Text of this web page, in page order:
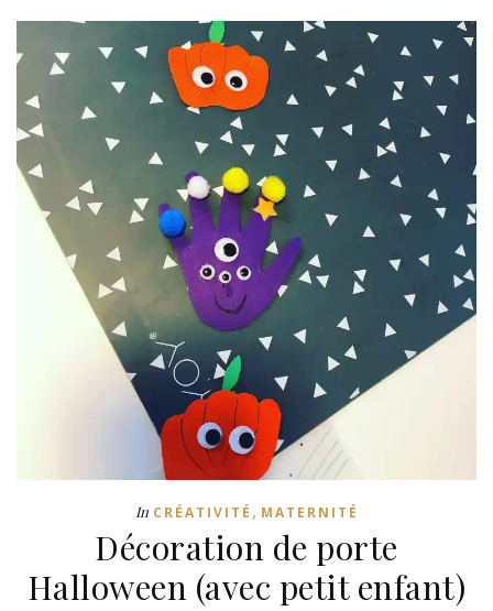
In CRÉATIVITÉ , MATERNITÉ
Décoration de porte
Halloween (avec petit enfant)